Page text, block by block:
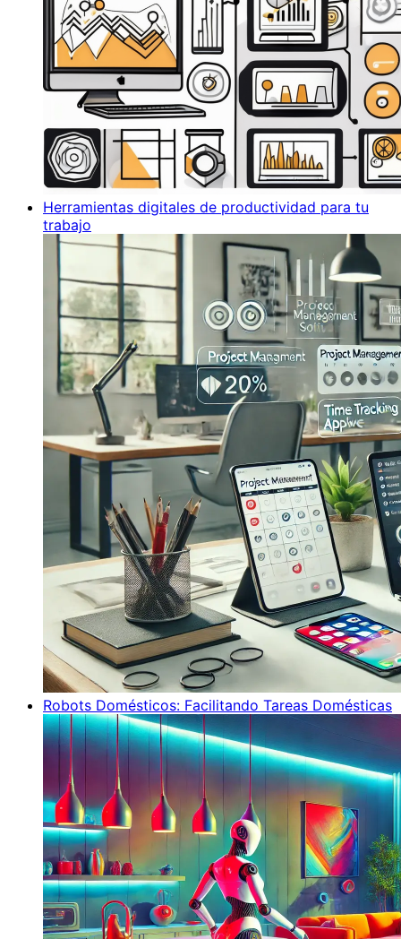
Herramientas digitales de productividad para tu
trabajo
Robots Domésticos: Facilitando Tareas Domésticas